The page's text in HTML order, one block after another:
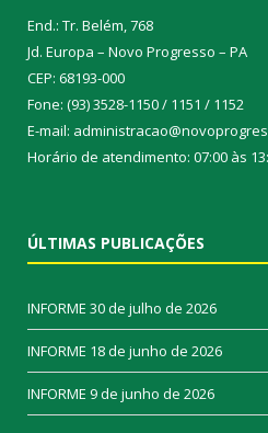
End.: Tr. Belém, 768
Jd. Europa – Novo Progresso – PA
CEP: 68193-000
Fone: (93) 3528-1150 / 1151 / 1152
E-mail:
Horário de atendimento: 07:00 às
ÚLTIMAS PUBLICAÇÕES
INFORME 30 de julho de 2026
INFORME 18 de junho de 2026
INFORME 9 de junho de 2026